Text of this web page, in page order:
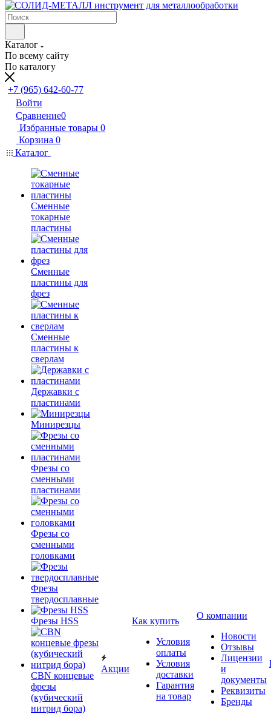
Каталог
По всему сайту
По каталогу
+7 (965) 642-60-77
Войти
Сравнение0
Избранные товары 0
Корзина 0
Каталог
Сменные
токарные
пластины
Сменные
пластины для
фрез
Сменные
пластины к
сверлам
Державки с
пластинами
Минирезцы
Фрезы со
сменными
пластинами
Фрезы со
сменными
головками
Фрезы
твердосплавные
Фрезы HSS
CBN концевые
фрезы
(кубический
нитрид бора)
Акции
Как купить
Условия
оплаты
Условия
доставки
Гарантия
на товар
О компании
Новости
Отзывы
Лицензии
и
документы
Реквизиты
Бренды